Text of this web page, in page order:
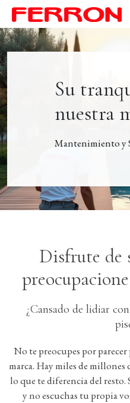
Su
nuestra
Mantenimiento y
Disfrute de
¿Cansado de lidiar
No te preocupes por
marca. Hay miles de
lo que te diferencia del resto.
y no escuchas tu propia